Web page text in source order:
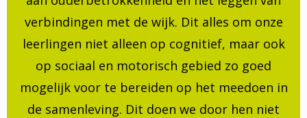
verbindingen met de wijk. Dit alles om onze
leerlingen niet alleen op cognitief, maar ook
op sociaal en motorisch gebied zo goed
mogelijk voor te bereiden op het meedoen in
de samenleving. Dit doen we door hen niet